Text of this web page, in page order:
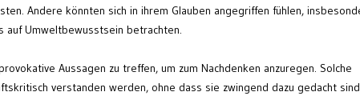
Andere könnten sich in ihrem Glauben angegriffen fühlen,
auf Umweltbewusstsein betrachten.
Aussagen zu treffen, um zum Nachdenken anzuregen. Solche
verstanden werden, ohne dass sie zwingend dazu gedacht